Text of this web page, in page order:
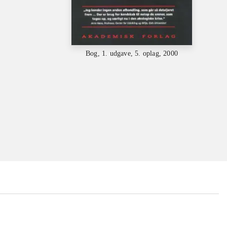
Bog, 1. udgave, 5. oplag, 2000